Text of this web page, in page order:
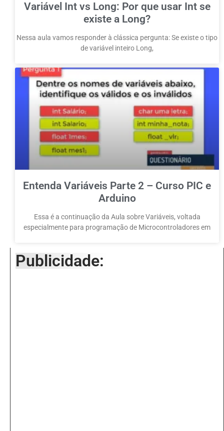
Variável Int vs Long: Por que usar Int se
existe a Long?
Nessa aula vamos responder à clássica pergunta: Se existe o tipo
de variável inteiro Long,
Entenda Variáveis Parte 2 – Curso PIC e
Arduino
Essa é a continuação da Aula sobre Variáveis, voltada
especialmente para programação de Microcontroladores em
Publicidade: